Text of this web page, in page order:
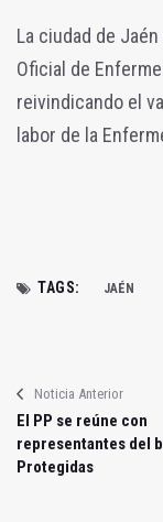
La ciudad de
Oficial de
reivindicando el
labor de la
TAGS: JAÉN
Noticia Anterior
El PP se reúne con
representantes del
Protegidas